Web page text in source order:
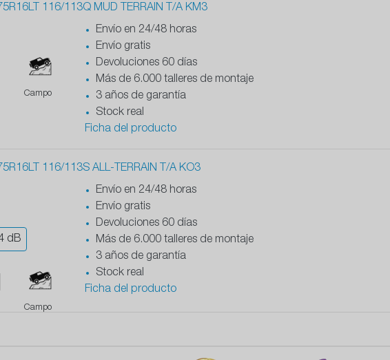
116/113Q MUD TERRAIN T/A KM3
Campo
Envío en 24/48 horas
Envío gratis
Devoluciones 60 días
Más de 6.000 talleres de montaje
3 años de garantía
Stock real
Ficha del producto
116/113S ALL-TERRAIN T/A KO3
dB
Campo
Envío en 24/48 horas
Envío gratis
Devoluciones 60 días
Más de 6.000 talleres de montaje
3 años de garantía
Stock real
Ficha del producto